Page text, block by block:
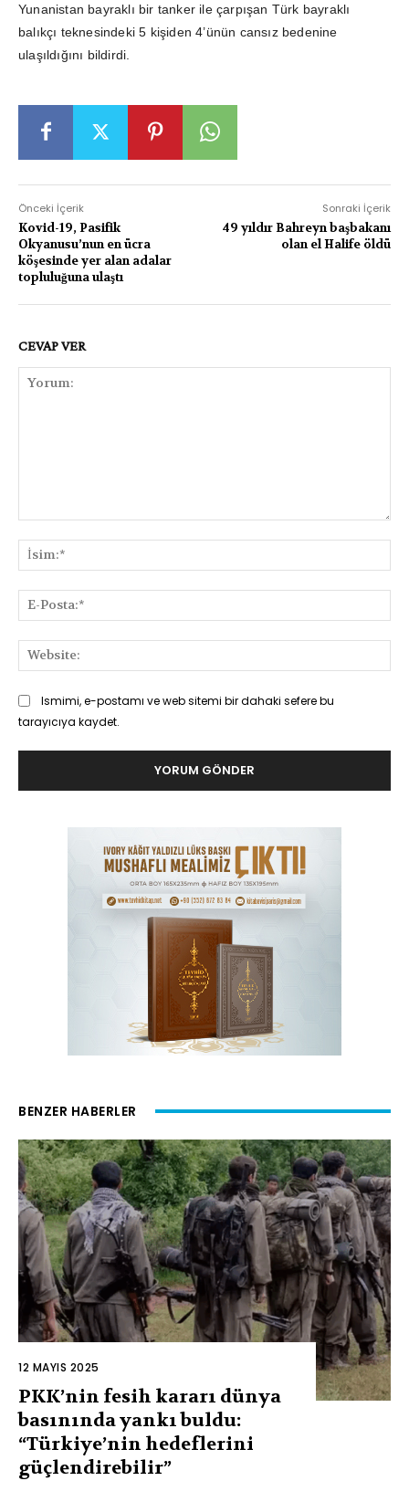
Yunanistan bayraklı bir tanker ile çarpışan Türk bayraklı
balıkçı teknesindeki 5 kişiden 4’ünün cansız bedenine
ulaşıldığını bildirdi.
Önceki İçerik
Kovid-19, Pasifik
Okyanusu’nun en ücra
köşesinde yer alan adalar
topluluğuna ulaştı
Sonraki İçerik
49 yıldır Bahreyn başbakanı
olan el Halife öldü
CEVAP VER
Ismimi, e-postamı ve web sitemi bir dahaki sefere bu
tarayıcıya kaydet.
BENZER HABERLER
12 MAYIS 2025
PKK’nin fesih kararı dünya
basınında yankı buldu:
“Türkiye’nin hedeflerini
güçlendirebilir”